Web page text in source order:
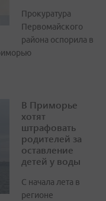
Прокуратура
Первомайского
района оспорила в
В Приморье
хотят
штрафовать
родителей за
оставление
детей у воды
С начала лета в
регионе